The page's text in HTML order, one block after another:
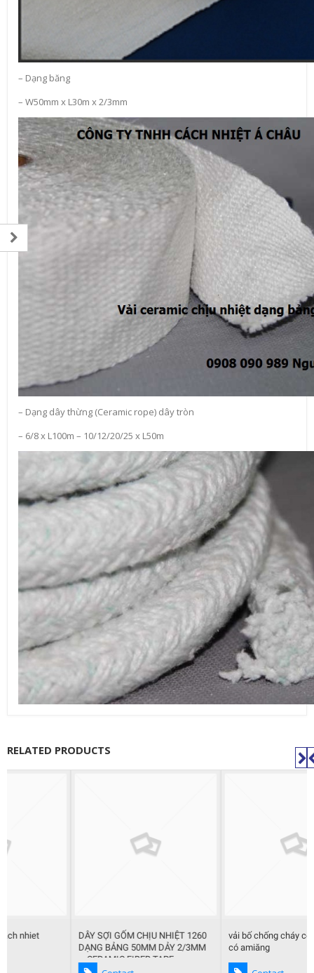
– Dạng băng
– W50mm x L30m x 2/3mm
– Dạng dây thừng (Ceramic rope) dây tròn
– 6/8 x L100m – 10/12/20/25 x L50m
RELATED PRODUCTS
DÂY SỢI GỐM CHỊU NHIỆT 1260
DẠNG BẢNG 50MM DẢY 2/3MM
– CERAMIC FIBER TAPE
vải bố chống cháy ceramic không
có amiăng